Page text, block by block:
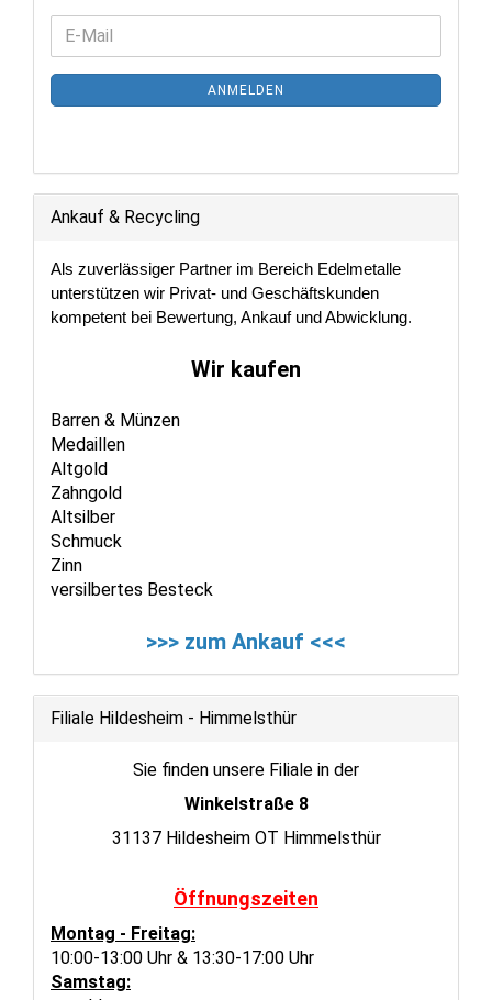
WEITER
NEWSLETTER-
ANMELDUNG
E-
Mail
ANMELDEN
Ankauf & Recycling
Als zuverlässiger Partner im Bereich Edelmetalle
unterstützen wir Privat- und Geschäftskunden
kompetent bei Bewertung, Ankauf und Abwicklung.
Wir kaufen
Barren & Münzen
Medaillen
Altgold
Zahngold
Altsilber
Schmuck
Zinn
versilbertes Besteck
>>> zum Ankauf <<<
Filiale Hildesheim - Himmelsthür
Sie finden unsere Filiale in der
Winkelstraße 8
31137 Hildesheim OT Himmelsthür
Öffnungszeiten
Montag - Freitag:
10:00-13:00 Uhr & 13:30-17:00 Uhr
Samstag: